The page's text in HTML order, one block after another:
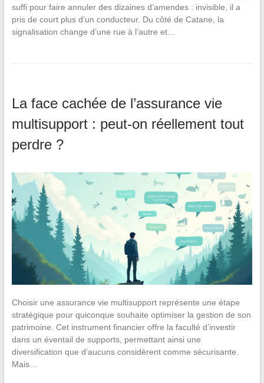
suffi pour faire annuler des dizaines d’amendes : invisible, il a
pris de court plus d’un conducteur. Du côté de Catane, la
signalisation change d’une rue à l’autre et…
La face cachée de l’assurance vie
multisupport : peut-on réellement tout
perdre ?
Choisir une assurance vie multisupport représente une étape
stratégique pour quiconque souhaite optimiser la gestion de son
patrimoine. Cet instrument financier offre la faculté d’investir
dans un éventail de supports, permettant ainsi une
diversification que d’aucuns considèrent comme sécurisante.
Mais…